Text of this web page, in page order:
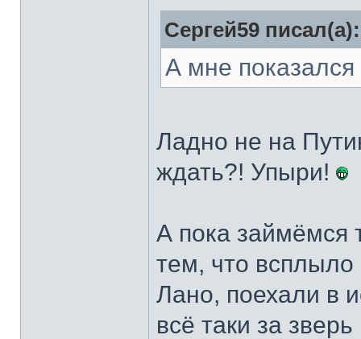
Сергей59 писал(а):
А мне
Ладно не на
ждать?! Упыри!
А пока займёмся
тем, что всплыло
Лано, поехали в
всё таки за зверь